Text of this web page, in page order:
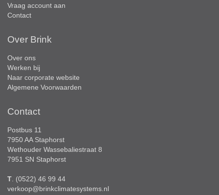
Vraag account aan
Contact
Over Brink
Over ons
Werken bij
Naar corporate website
Algemene Voorwaarden
Contact
Postbus 11
7950 AA Staphorst
Wethouder Wassebaliestraat 8
7951 SN Staphorst
T . (0522) 46 99 44
verkoop@brinkclimatesystems.nl